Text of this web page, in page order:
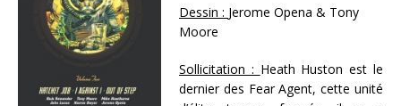
Dessin : Jerome Opena & Tony
Moore
Sollicitation : Heath Huston est le
dernier des Fear Agent, cette unité